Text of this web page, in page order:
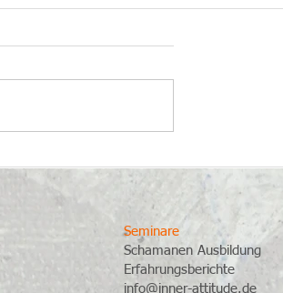
Digitalisierung​
Seminare
Schamanen Ausbildung
Erfahrungsberichte
info@inner-attitude.de